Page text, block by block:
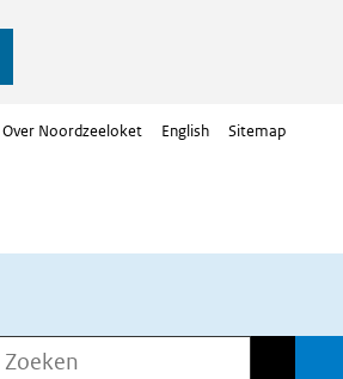
Over Noordzeeloket English Sitemap
Zoeken